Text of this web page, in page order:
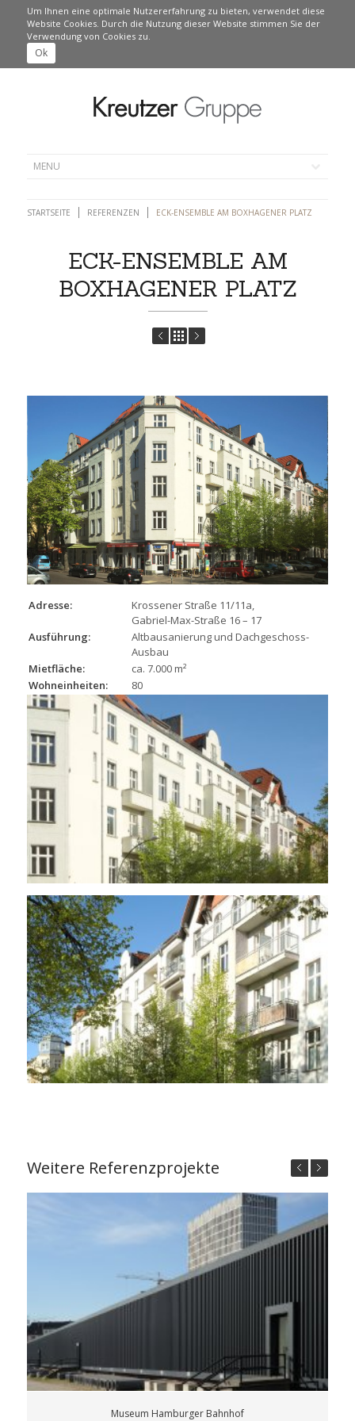
Um Ihnen eine optimale Nutzererfahrung zu bieten, verwendet diese
Website Cookies. Durch die Nutzung dieser Website stimmen Sie der
Verwendung von Cookies zu.
Ok
STARTSEITE REFERENZEN ECK-ENSEMBLE AM BOXHAGENER PLATZ
ECK-ENSEMBLE AM
BOXHAGENER PLATZ
Adresse:
Krossener Straße 11/11a,
Gabriel-Max-Straße 16 – 17
Ausführung:
Altbausanierung und Dachgeschoss-
Ausbau
Mietfläche:
ca. 7.000 m²
Wohneinheiten:
80
Weitere Referenzprojekte
Museum Hamburger Bahnhof